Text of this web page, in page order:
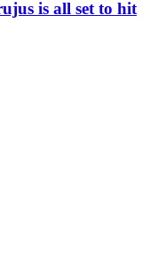
is all set to hit